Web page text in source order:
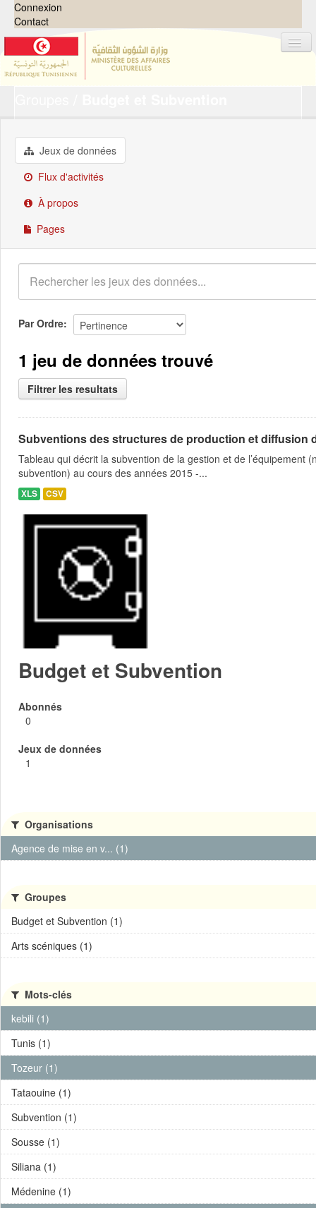
Connexion
Contact
Groupes
Demandes
À propos
Jeux de données
Flux d'activités
À propos
Pages
Par Ordre
1 jeu de données trouvé
Filtrer les resultats
Subventions des structures de production et diffusion
Tableau qui décrit la subvention de la gestion et de
subvention) au cours des années 2015 -...
XLS CSV
Budget et Subvention
Abonnés
0
Jeux de données
1
Organisations
Agence de mise en v... (1)
Groupes
Budget et Subvention (1)
Arts scéniques (1)
Mots-clés
kebili (1)
Tunis (1)
Tozeur (1)
Tataouine (1)
Subvention (1)
Sousse (1)
Siliana (1)
Médenine (1)